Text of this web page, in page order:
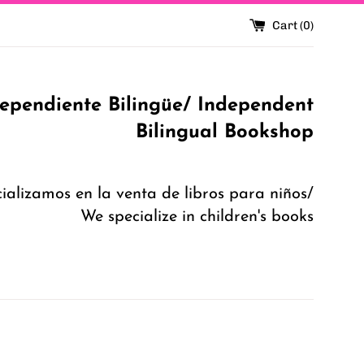
Cart (0)
Bilingüe/ Independent
Bilingual Bookshop
en la venta de libros para niños/
We specialize in children's books